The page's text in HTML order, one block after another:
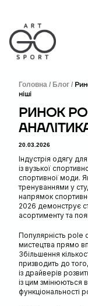
р
е
й
Головна / Блог /
ніші
РИНОК
20.03.2026
Індустрія одягу
із вузької
спортивної моди.
тренуваннями у
напрямок
2026 демонструє
асортименту та
Популярність pole
мистецтва прямо
Збільшення
призводить до
із драйверів
із цим змінюються
функціональності